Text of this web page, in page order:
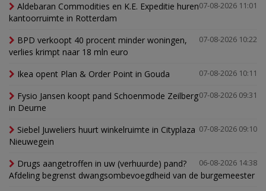
07-08-2026 11:01
Aldebaran Commodities en K.E. Expeditie huren
kantoorruimte in Rotterdam
07-08-2026 10:22
BPD verkoopt 40 procent minder woningen,
verlies krimpt naar 18 mln euro
07-08-2026 10:11
Ikea opent Plan & Order Point in Gouda
07-08-2026 09:31
Fysio Jansen koopt pand Schoenmode Zeilberg
in Deurne
07-08-2026 09:10
Siebel Juweliers huurt winkelruimte in Cityplaza
Nieuwegein
06-08-2026 14:38
Drugs aangetroffen in uw (verhuurde) pand?
Afdeling begrenst dwangsombevoegdheid van de burgemeester